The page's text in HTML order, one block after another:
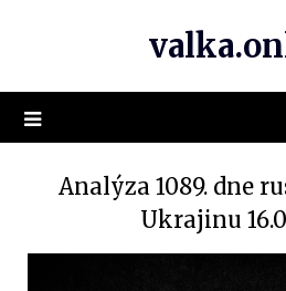
Analýza 1089. dne
Ukrajinu